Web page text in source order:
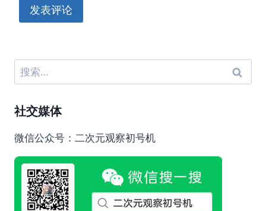
搜
索：
社交媒体
微信公众号：二次元观察初号机